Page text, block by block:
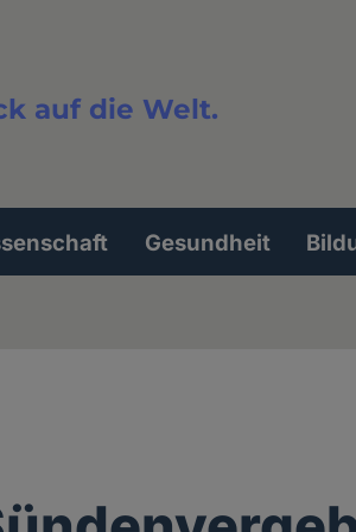
auf die Welt.
Gesundheit